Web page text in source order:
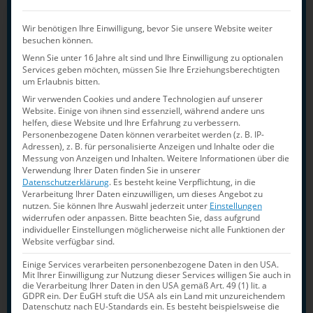
Chemnitz), Hannah Schneider
(Hofheimer SC), Zara Selimovic (SG
Essen), Cara Vogt (SG Neuss), Leni von
Bonin (Dresdner SC), Ewa zur Brügge
(SV Halle), Emma Luise Breuer (SSG
Leipzig), Mira Helget (SGR Karlsruhe),
Linda Roth (SV Cannstatt)
Männlich:Mitja Bauer (SSG Leipzig),
Fabio Berendes (VfL Osnabrück),
Subäjr Biltaev (SV Cannstatt), Rudolf
Bordas (SC Magdeburg), Limaris Dix
(SSG Leipzig), Hugo Engelien (SC
Magdeburg), Mitja Ebeling (Waspo 98
Hannover), Melvyn Faber-Billot (SG
Frankfurt), Jan Malte Gräfe (Potsdamer
Wir benötigen Ihre Einwilligung, bevor Sie unsere Website weiter
besuchen können.
Wenn Sie unter 16 Jahre alt sind und Ihre Einwilligung zu optionalen
Services geben möchten, müssen Sie Ihre Erziehungsberechtigten
um Erlaubnis bitten.
Wir verwenden Cookies und andere Technologien auf unserer
Website. Einige von ihnen sind essenziell, während andere uns
helfen, diese Website und Ihre Erfahrung zu verbessern.
Personenbezogene Daten können verarbeitet werden (z. B. IP-
Adressen), z. B. für personalisierte Anzeigen und Inhalte oder die
Messung von Anzeigen und Inhalten.Weitere Informationen über die
Verwendung Ihrer Daten finden Sie in unserer
Datenschutzerklärung. Es besteht keine Verpflichtung, in die
Verarbeitung Ihrer Daten einzuwilligen, um dieses Angebot zu
nutzen.Sie können Ihre Auswahl jederzeit unter Einstellungen
widerrufen oder anpassen. Bitte beachten Sie, dass aufgrund
individueller Einstellungen möglicherweise nicht alle Funktionen der
Website verfügbar sind.
Einige Services verarbeiten personenbezogene Daten in den USA.
Mit Ihrer Einwilligung zur Nutzung dieser Services willigen Sie auch in
die Verarbeitung Ihrer Daten in den USA gemäß Art. 49 (1) lit. a
GDPR ein. Der EuGH stuft die USA als ein Land mit unzureichendem
Datenschutz nach EU-Standards ein. Es besteht beispielsweise die